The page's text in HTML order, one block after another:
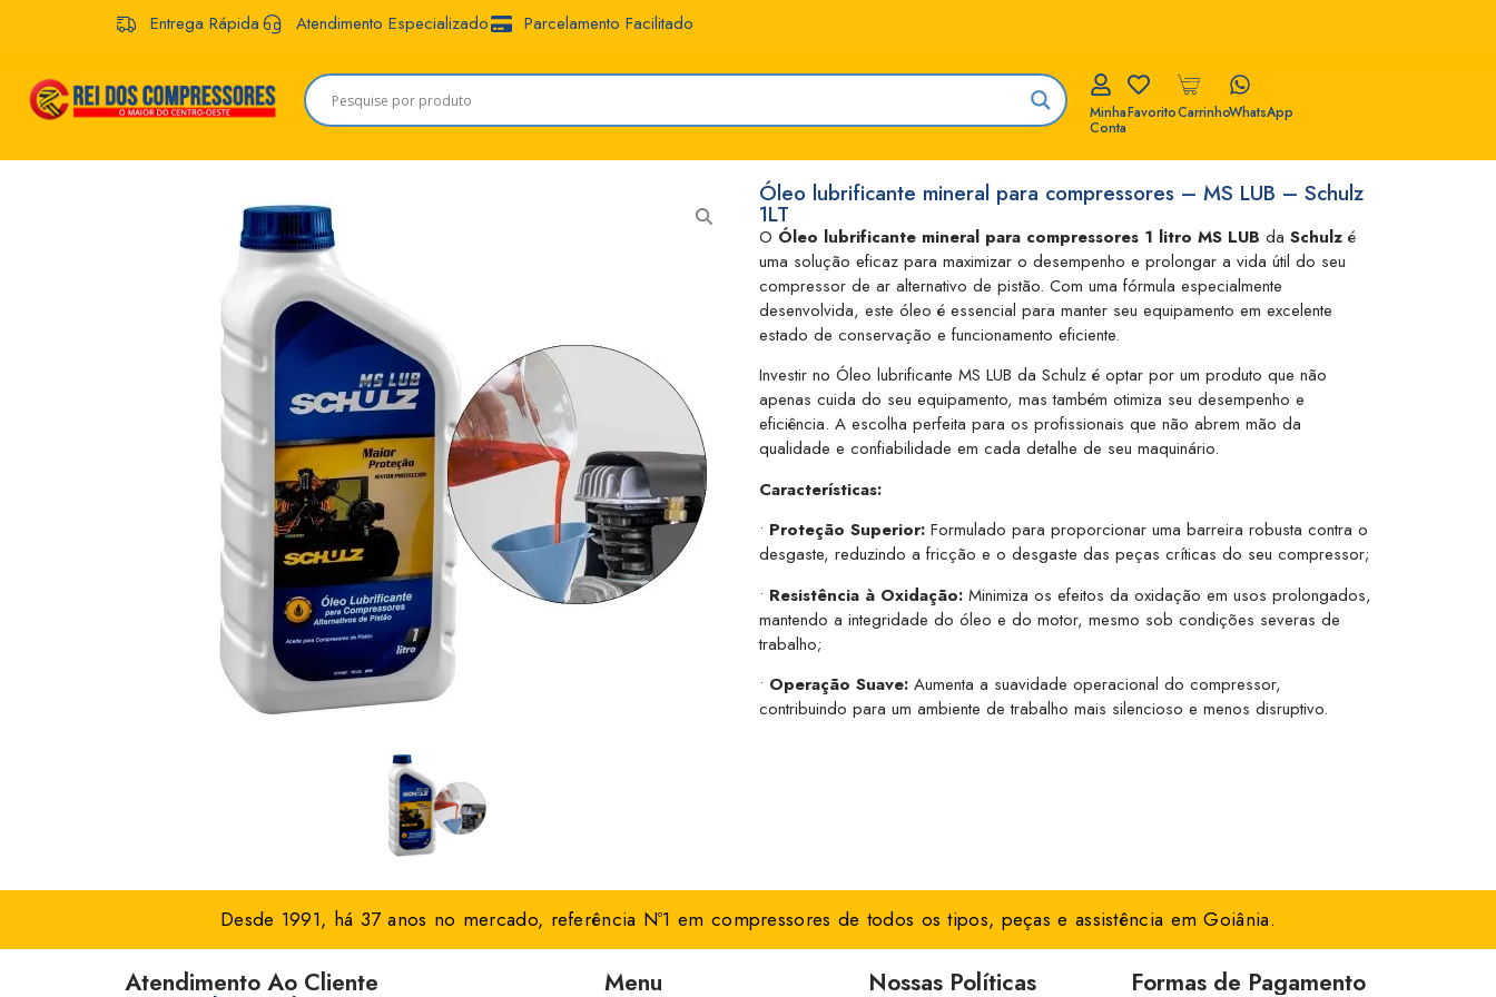
Entrega Rápida Atendimento Especializado Parcelamento Facilitado
Minha
Conta
FavoritoCarrinhoWhatsApp
Óleo lubrificante mineral para compressores – MS LUB – Schulz
1LT
O Óleo lubrificante mineral para compressores 1 litro MS LUB da Schulz é
uma solução eficaz para maximizar o desempenho e prolongar a vida útil do seu
compressor de ar alternativo de pistão. Com uma fórmula especialmente
desenvolvida, este óleo é essencial para manter seu equipamento em excelente
estado de conservação e funcionamento eficiente.
Investir no Óleo lubrificante MS LUB da Schulz é optar por um produto que não
apenas cuida do seu equipamento, mas também otimiza seu desempenho e
eficiência. A escolha perfeita para os profissionais que não abrem mão da
qualidade e confiabilidade em cada detalhe de seu maquinário.
Características:
• Proteção Superior: Formulado para proporcionar uma barreira robusta contra o
desgaste, reduzindo a fricção e o desgaste das peças críticas do seu compressor;
• Resistência à Oxidação: Minimiza os efeitos da oxidação em usos prolongados,
mantendo a integridade do óleo e do motor, mesmo sob condições severas de
trabalho;
• Operação Suave: Aumenta a suavidade operacional do compressor,
contribuindo para um ambiente de trabalho mais silencioso e menos disruptivo.
Desde 1991, há 37 anos no mercado, referência Nº1 em compressores de todos os tipos, peças e assistência em Goiânia.
Atendimento Ao Cliente Menu Nossas Políticas Formas de Pagamento